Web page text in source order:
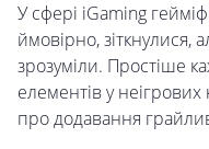
У сфері iGaming
ймовірно, зіткнулися,
зрозуміли. Простіше
елементів у
про додавання